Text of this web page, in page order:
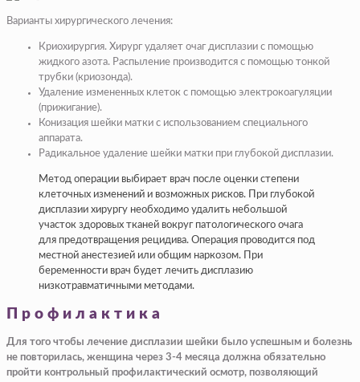
Варианты хирургического лечения:
Криохирургия. Хирург удаляет очаг дисплазии с помощью
жидкого азота. Распыление производится с помощью тонкой
трубки (криозонда).
Удаление измененных клеток с помощью электрокоагуляции
(прижигание).
Конизация шейки матки с использованием специального
аппарата.
Радикальное удаление шейки матки при глубокой дисплазии.
Метод операции выбирает врач после оценки степени
клеточных изменений и возможных рисков. При глубокой
дисплазии хирургу необходимо удалить небольшой
участок здоровых тканей вокруг патологического очага
для предотвращения рецидива. Операция проводится под
местной анестезией или общим наркозом. При
беременности врач будет лечить дисплазию
низкотравматичными методами.
Профилактика
Для того чтобы лечение дисплазии шейки было успешным и болезнь
не повторилась, женщина через 3-4 месяца должна обязательно
пройти контрольный профилактический осмотр, позволяющий